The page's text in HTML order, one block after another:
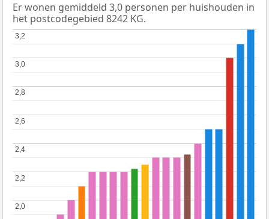
Er wonen gemiddeld 3,0 personen per huishouden in
het postcodegebied 8242 KG.
2,0
2,0
2,2
2,2
2,4
2,4
2,6
2,6
2,8
2,8
3,0
3,0
3,2
3,2